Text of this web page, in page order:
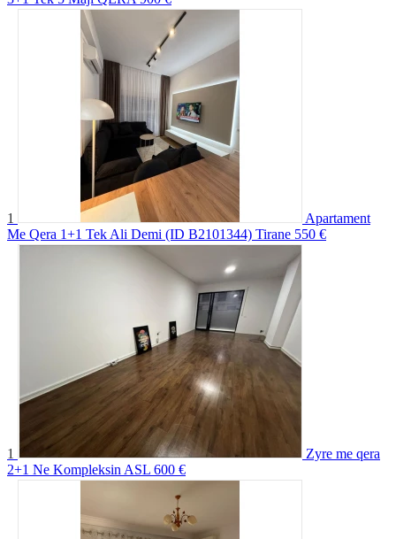
1
Apartament
Me Qera 1+1 Tek Ali Demi (ID B2101344) Tirane 550 €
1
Zyre me qera
2+1 Ne Kompleksin ASL 600 €